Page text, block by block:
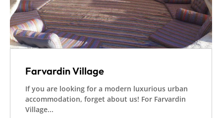
Farvardin Village
If you are looking for a modern luxurious urban
accommodation, forget about us! For Farvardin
Village...